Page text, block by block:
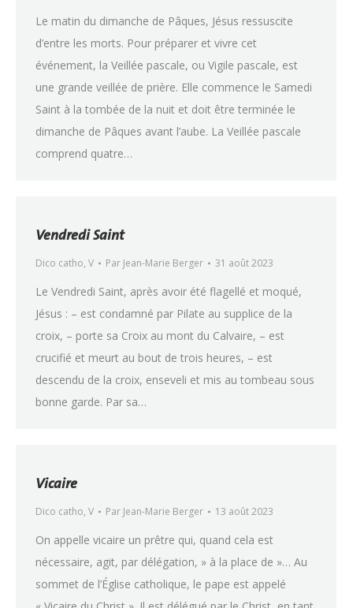
Le matin du dimanche de Pâques, Jésus ressuscite
d’entre les morts. Pour préparer et vivre cet
événement, la Veillée pascale, ou Vigile pascale, est
une grande veillée de prière. Elle commence le Samedi
Saint à la tombée de la nuit et doit être terminée le
dimanche de Pâques avant l’aube. La Veillée pascale
comprend quatre…
Vendredi Saint
Dico catho, V Par Jean-Marie Berger 31 août 2023
Le Vendredi Saint, après avoir été flagellé et moqué,
Jésus : – est condamné par Pilate au supplice de la
croix, – porte sa Croix au mont du Calvaire, – est
crucifié et meurt au bout de trois heures, – est
descendu de la croix, enseveli et mis au tombeau sous
bonne garde. Par sa…
Vicaire
Dico catho, V Par Jean-Marie Berger 13 août 2023
On appelle vicaire un prêtre qui, quand cela est
nécessaire, agit, par délégation, » à la place de »… Au
sommet de l’Église catholique, le pape est appelé